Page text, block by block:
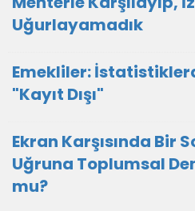
Uğurlayamadık
Emekliler:
"Kayıt Dışı"
Ekran Karşısında Bir
Uğruna Toplumsal
mu?